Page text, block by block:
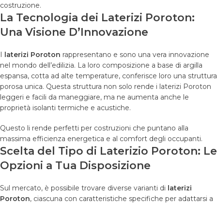
costruzione.
La Tecnologia dei Laterizi Poroton:
Una Visione D’Innovazione
I laterizi Poroton rappresentano e sono una vera innovazione
nel mondo dell’edilizia. La loro composizione a base di argilla
espansa, cotta ad alte temperature, conferisce loro una struttura
porosa unica. Questa struttura non solo rende i laterizi Poroton
leggeri e facili da maneggiare, ma ne aumenta anche le
proprietà isolanti termiche e acustiche.
Questo li rende perfetti per costruzioni che puntano alla
massima efficienza energetica e al comfort degli occupanti.
Scelta del Tipo di Laterizio Poroton: Le
Opzioni a Tua Disposizione
Sul mercato, è possibile trovare diverse varianti di laterizi
Poroton, ciascuna con caratteristiche specifiche per adattarsi a